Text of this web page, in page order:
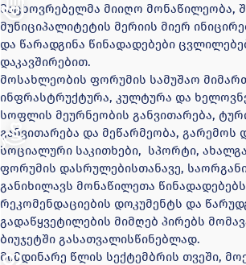
მაცხოვრებელმა მიიღო მონაწილეობა,
მუნიციპალიტეტის მერიის მიერ
და წარადგინა წინადადებები
დაკავშირებით.
მოსახლეობის ფორუმის სამუშაო
ინფრასტრუქტურა, კულტურა და
სოფლის მეურნეობის განვითარება,
განვითარება და მეწარმეობა, გარემოს
სოციალური საკითხები, სპორტი,
ფორუმის დასრულებისთანავე,
განიხილავს მონაწილეთა
რეკომენდაციების დოკუმენტს და
გადაწყვეტილების მიმღებ პირებს
ბიუჯეტში გასათვალისწინებლად.
მიმდინარე წლის სექტემბრის თვეში,